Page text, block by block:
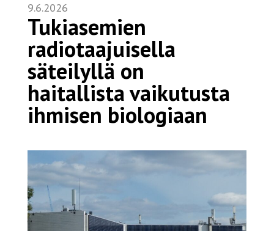
9.6.2026
Tukiasemien
radiotaajuisella
säteilyllä on
haitallista vaikutusta
ihmisen biologiaan